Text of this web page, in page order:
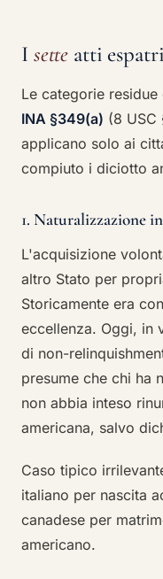
I sette atti
Le categorie
INA §349(a) (8 USC
applicano solo ai
compiuto i diciotto
1. Naturalizzazione
L'acquisizione
altro Stato per
Storicamente era
eccellenza. Oggi, in
di non-
presume che chi ha
non abbia inteso
americana, salvo
Caso tipico
italiano per nascita
canadese per
americano.